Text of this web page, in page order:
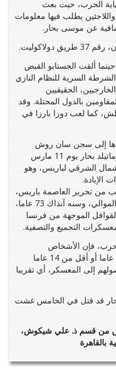
الحرب، حيث بعث
يطلب فيها معلومات
عن موسى بحار.
ألقت الجستابو القبض
والجستابو هي الشرطة السرية للنظام النازي
الحقيقيين
بالدول المحتلة. وقد
كما لعب دورا بارزا في
إلى سجن سان روش
بمدينة تولون. ومن هناك أرسل موسى وماتيلد بحار يوم 11 مارس
الشرقي لباريس، وهو
الإبادة.
من تحرير العاصمة باريس،
ثم تم ترحيل موسى بحار يوم 30 يوليوز الموالي، وسنه آنذاك 73 عاما،
القوافل الموجهة من فرنسا
التجميع والتصفية.
فإن الأشخاص
المرحلين البالغين من العمر أكثر من 55 عاما أو أقل من 14 عاما
إلى المعسكر، أي تقريبا
قد قتل في الخامس غشت
من قسم ذ. علي شيكوش،
بالقاهرة